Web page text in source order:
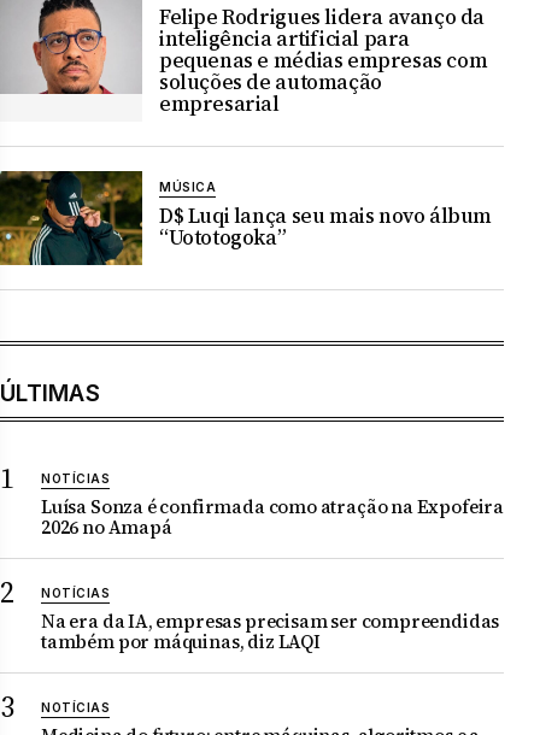
Felipe Rodrigues lidera avanço da
inteligência artificial para
pequenas e médias empresas com
soluções de automação
empresarial
MÚSICA
D$ Luqi lança seu mais novo álbum
“Uototogoka”
ÚLTIMAS
NOTÍCIAS
Luísa Sonza é confirmada como atração na Expofeira
2026 no Amapá
NOTÍCIAS
Na era da IA, empresas precisam ser compreendidas
também por máquinas, diz LAQI
NOTÍCIAS